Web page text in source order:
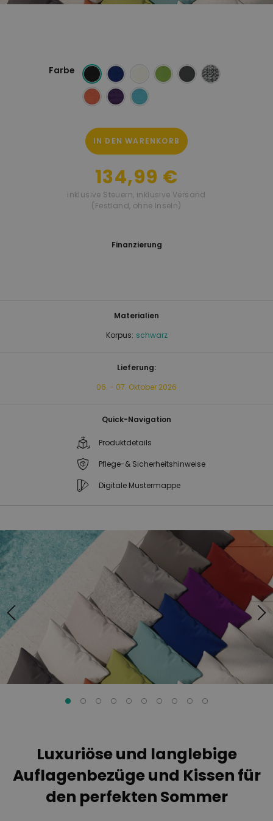
Farbe
IN DEN WARENKORB
134,99 €
inklusive Steuern, inklusive Versand
(Festland, ohne Inseln)
Materialien
Korpus: schwarz
Lieferung:
06. - 07. Oktober 2026
Quick-Navigation
Produktdetails
Pflege-& Sicherheitshinweise
Digitale Mustermappe
Finanzierung
Zum
Ende
der
Bildgalerie
springen
Zum
Anfang
der
Bildgalerie
springen
Luxuriöse und langlebige
Auflagenbezüge und Kissen für
den perfekten Sommer